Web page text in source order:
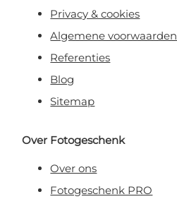
Privacy & cookies
Algemene voorwaarden
Referenties
Blog
Sitemap
Over Fotogeschenk
Over ons
Fotogeschenk PRO